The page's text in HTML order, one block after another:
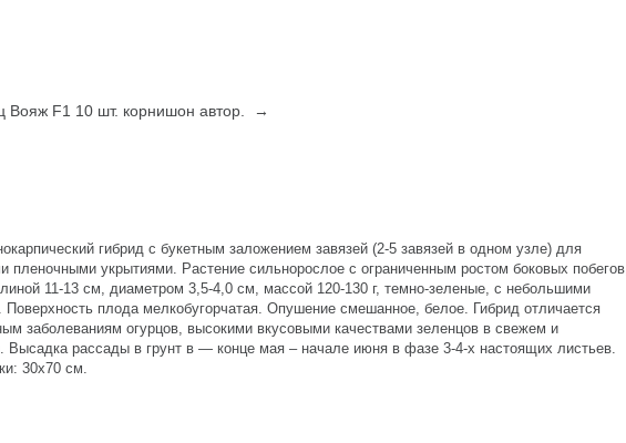
Вояж F1 10 шт. корнишон автор. →
гибрид с букетным заложением завязей (2-5 завязей в одном узле) для
укрытиями. Растение сильнорослое с ограниченным ростом боковых побегов,
11-13 см, диаметром 3,5-4,0 см, массой 120-130 г, темно-зеленые, с небольшими
плода мелкобугорчатая. Опушение смешанное, белое. Гибрид отличается
заболеваниям огурцов, высокими вкусовыми качествами зеленцов в свежем и
рассады в грунт в — конце мая – начале июня в фазе 3-4-х настоящих листьев.
30х70 см.